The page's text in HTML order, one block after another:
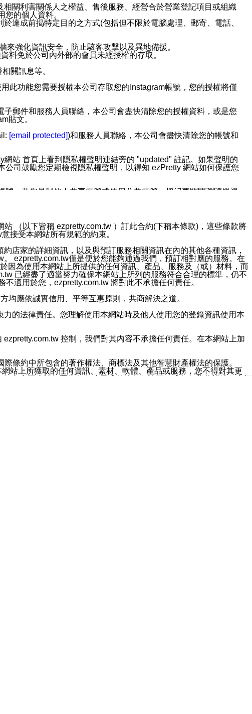
關利害關係人之權益、售後服務、經營合於營業登記項目或組織
的個人資料。
達成前揭特定目的之方式(包括但不限於電腦處理、郵寄、電話、
來強化資訊安全，防止駭客攻擊以及異地備援。
料免於公司內外部的會員未經授權的存取。
關訊息等。
此功能您需要授權本公司存取您的Instagram帳號，您的授權將僅
郵件和服務人員聯絡，本公司會盡快清除您的授權資料，或是您
貼文。
[email protected])和服務人員聯絡，本公司會盡快清除您的帳號和
站 首頁上看到隱私權聲明連結旁的 "updated" 註記。如果聲明的
司鼓勵您定期檢視隱私權聲明，以得知 ezPretty 網站如何保護您
。若您是與他人共享電腦或使用公共電腦，切記要關閉瀏覽器視
能依照該資料或電子郵件所指示之方法、說明或功能連結，隨時
條件者，將可收到通知型訊息。
（以下皆稱 ezpretty.com.tw ）訂此合約(下稱本條款)，這些條款將
接受本網站所有規範的約束。
店家的詳細資訊，以及與預訂服務相關資訊在內的其他各種資訊，
ezpretty.com.tw僅是便於您能夠通過我們，預訂相對應的服務。在
因為使用本網站上所提供的任何資訊、產品、服務及（或）材料，而
已經盡了適當努力確保本網站上所列的服務符合合理的標準，仍不
適用於您，ezpretty.com.tw 將對此不承擔任何責任。
均應依誠實信用、平等互惠原則，共商解決之道。
的法律責任。您理解使用本網站時及他人使用您的登錄資訊使用本
控制，我們對其內容不承擔任何責任。在本網站上加
條約中所包含的著作權法、商標法及其他智慧財產權法的保護。
站上所獲取的任何資訊、素材、軟體、產品或服務，您不得對其更